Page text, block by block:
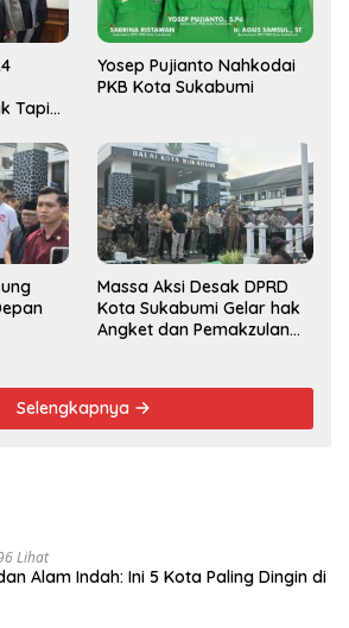
Tapi
Yosep Pujianto Nahkodai
PKB Kota Sukabumi
Massa Aksi Desak DPRD
Kota Sukabumi Gelar hak
Angket dan Pemakzulan
Selengkapnya
Lihat
Alam Indah: Ini 5 Kota Paling Dingin di